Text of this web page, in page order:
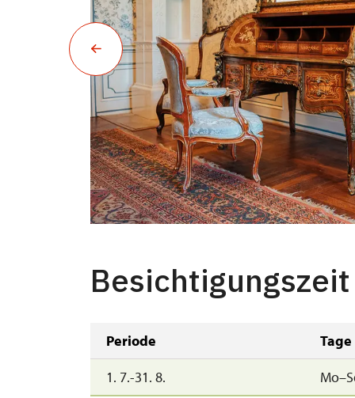
Besichtigungszeit
Periode Tage
1. 7.-31. 8.